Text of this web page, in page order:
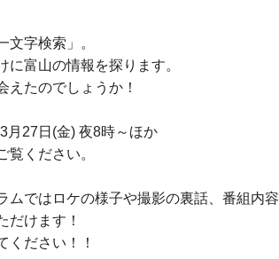
文字検索」。
に富山の情報を探ります。
えたのでしょうか！
月27日(金) 夜8時～ほか
ください。
ムではロケの様子や撮影の裏話、番組内容
だけます！
ください！！